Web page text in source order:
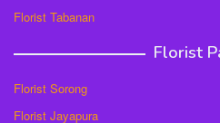
Florist Tabanan
Florist
Florist Sorong
Florist Jayapura